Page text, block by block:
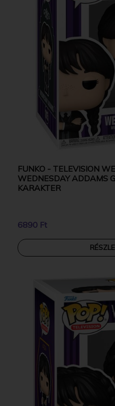
FUNKO - TELEVISION
WEDNESDAY ADDAMS
KARAKTER
6890 Ft